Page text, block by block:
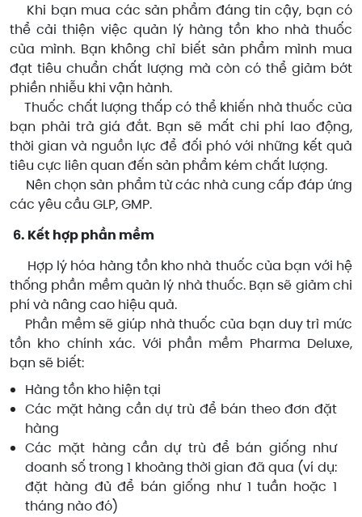
Khi bạn mua các sản phẩm đáng tin cậy, bạn có
thể cải thiện việc quản lý hàng tồn kho nhà thuốc
của mình. Bạn không chỉ biết sản phẩm mình mua
đạt tiêu chuẩn chất lượng mà còn có thể giảm bớt
phiền nhiễu khi vận hành.
Thuốc chất lượng thấp có thể khiến nhà thuốc của
bạn phải trả giá đắt. Bạn sẽ mất chi phí lao động,
thời gian và nguồn lực để đối phó với những kết quả
tiêu cực liên quan đến sản phẩm kém chất lượng.
Nên chọn sản phẩm từ các nhà cung cấp đáp ứng
các yêu cầu GLP, GMP.
6. Kết hợp phần mềm
Hợp lý hóa hàng tồn kho nhà thuốc của bạn với hệ
thống phần mềm quản lý nhà thuốc. Bạn sẽ giảm chi
phí và nâng cao hiệu quả.
Phần mềm sẽ giúp nhà thuốc của bạn duy trì mức
tồn kho chính xác. Với phần mềm Pharma Deluxe,
bạn sẽ biết:
Hàng tồn kho hiện tại
Các mặt hàng cần dự trù để bán theo đơn đặt
hàng
Các mặt hàng cần dự trù để bán giống như
doanh số trong 1 khoảng thời gian đã qua (ví dụ:
đặt hàng đủ để bán giống như 1 tuần hoặc 1
tháng nào đó)